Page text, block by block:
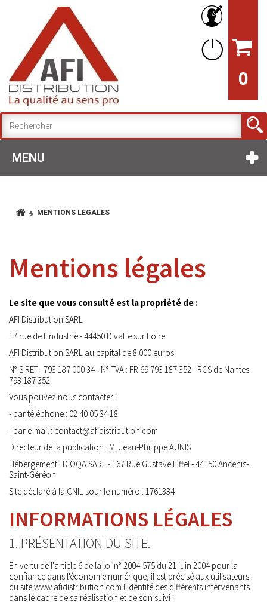
0
MENU
MENTIONS LÉGALES
Mentions légales
Le site que vous consulté est la propriété de :
AFI Distribution SARL
17 rue de l'Industrie - 44450 Divatte sur Loire
AFI Distribution SARL au capital de 8 000 euros.
N° SIRET : 793 187 000 34 - N° TVA : FR 69 793 187 352 - RCS de Nantes
793 187 352
Vous pouvez nous contacter :
- par téléphone : 02 40 05 34 18
- par e-mail : contact@afidistribution.com
Directeur de la publication : M. Jean-Philippe AUNIS
Hébergement : DIOQA SARL -167 Rue Gustave Eiffel - 44150 Ancenis-
Saint-Géréon
Site déclaré à la CNIL sour le numéro : 1761334
INFORMATIONS LÉGALES
1. PRÉSENTATION DU SITE.
En vertu de l'article 6 de la loi n° 2004-575 du 21 juin 2004 pour la
confiance dans l'économie numérique, il est précisé aux utilisateurs
du sitewww.afidistribution.com l'identité des différents intervenants
dans le cadre de sa réalisation et de son suivi :